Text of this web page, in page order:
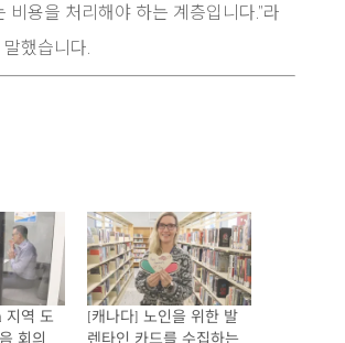
비용을 처리해야 하는 계층입니다.”라
했습니다.
지역 도
회의
[캐나다] 노인을 위한 발
렌타인 카드를 수집하는